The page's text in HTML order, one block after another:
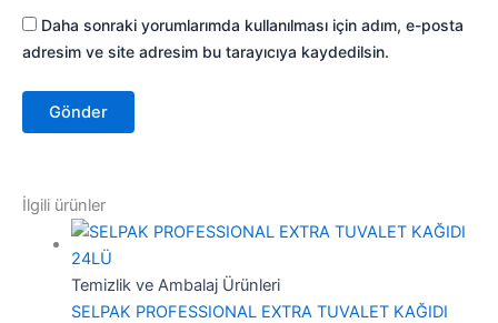
Daha sonraki yorumlarımda kullanılması için adım, e-posta
adresim ve site adresim bu tarayıcıya kaydedilsin.
İlgili ürünler
Temizlik ve Ambalaj Ürünleri
SELPAK PROFESSIONAL EXTRA TUVALET KAĞIDI